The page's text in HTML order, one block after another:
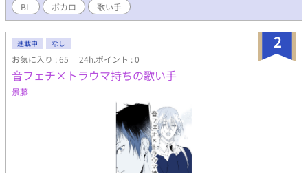
BL ボカロ 歌い手
2
連載中 なし
お気に入り : 65 24h.ポイント : 0
音フェチ×トラウマ持ちの歌い手
景藤